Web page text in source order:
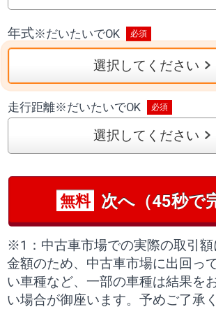
年式※だいたいでOK
選択してください
走行距離※だいたいでOK
選択してください
無料 次へ（45秒で
※1：中古車市場での実際の取引
金額のため、中古車市場に出回っ
い車種など、一部の車種は結果を
い場合が御座います。予めご了承